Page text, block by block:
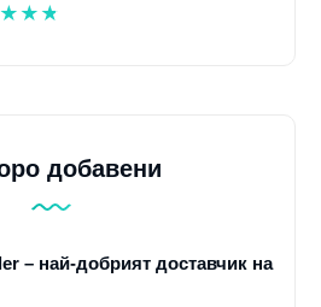
добавени
– най-добрият доставчик на